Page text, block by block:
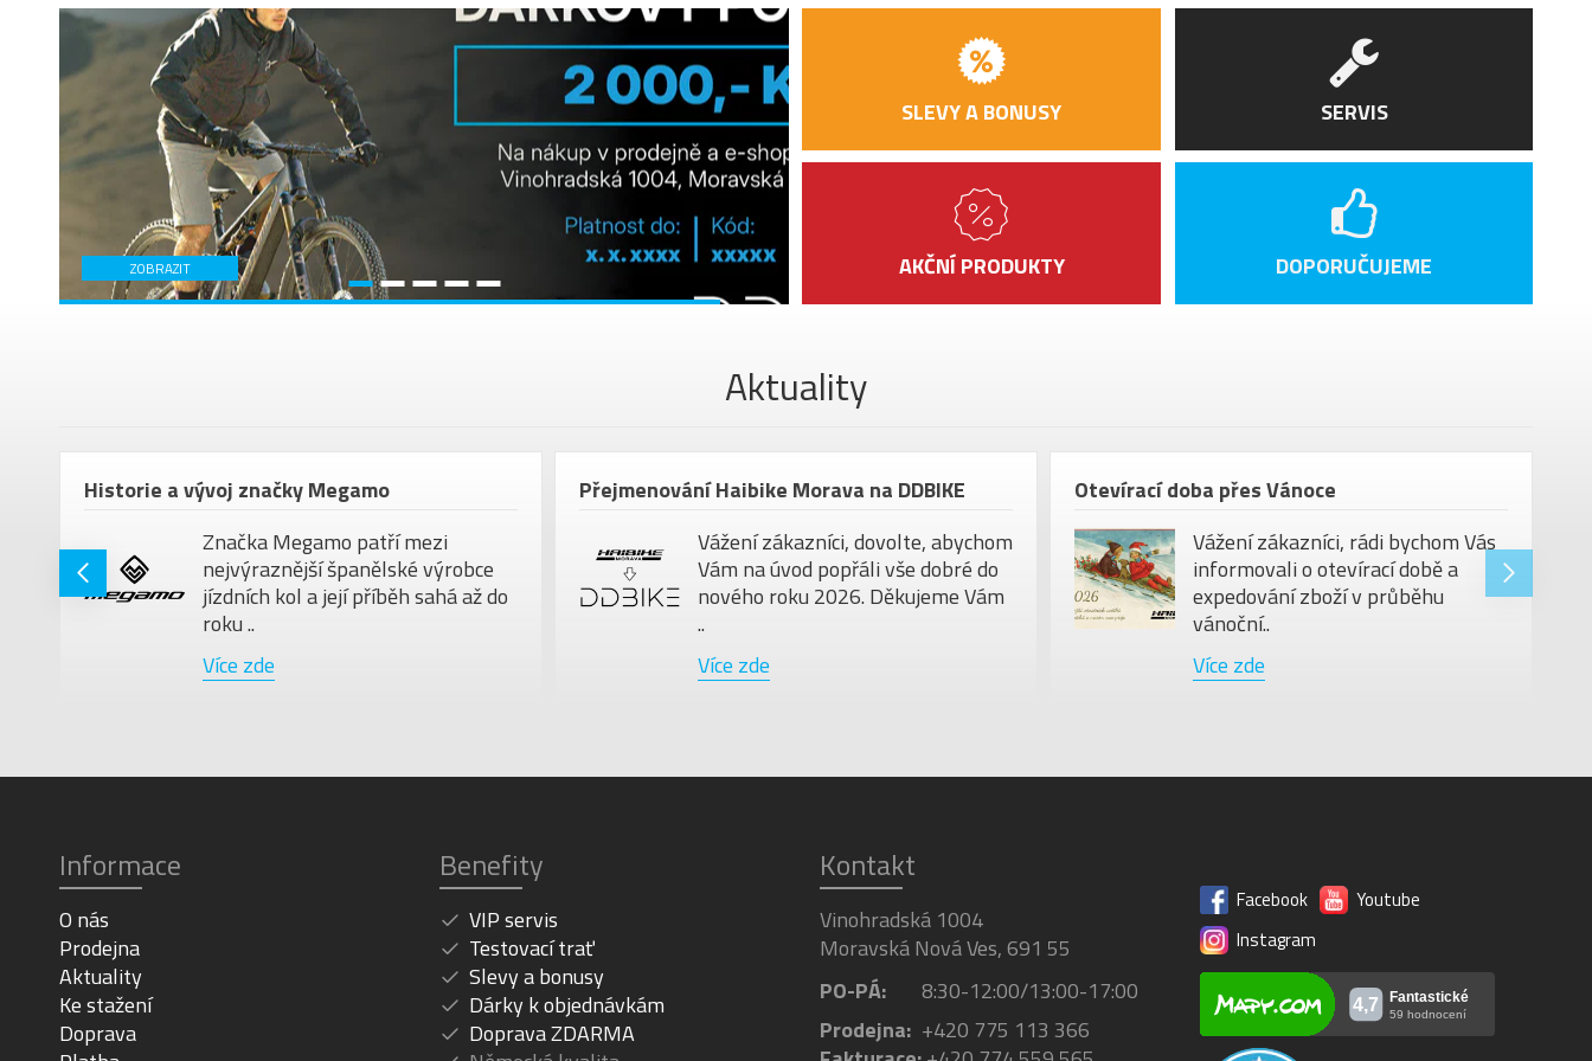
ZAPLETENÝCH Megamo All Road AL HG
Carbon Full Integratted Internal Cable Routing
HLAVOVÉ
SLOŽENÍ
SEDLOVKA
PEDÁLY
bez pedálů
VELIKOST KOL 28"
SLEVY A BONUSY
AKČNÍ PRODUKTY
SERVIS
DOPORUČUJEME
Aktuality
Historie a vývoj značky Megamo
Značka Megamo patří mezi
nejvýraznější španělské výrobce
jízdních kol a její příběh sahá až do
roku ..
Více zde
Přejmenování Haibike Morava na DDBIKE
Vážení zákazníci, dovolte, abychom
Vám na úvod popřáli vše dobré do
nového roku 2026. Děkujeme Vám
..
Více zde
Otevírací doba přes Vánoce
Vážení zákazníci, rádi bychom Vás
informovali o otevírací době a
expedování zboží v průběhu
vánoční..
Více zde
Informace
O nás
Prodejna
Aktuality
Ke stažení
Doprava
Benefity
VIP servis
Testovací trať
Slevy a bonusy
Dárky k objednávkám
Doprava ZDARMA
Kontakt
Vinohradská 1004
Moravská Nová Ves, 691 55
PO-PÁ:
8:30-12:00/13:00-17:00
Prodejna: +420 775 113 366
Facebook
Youtube
Instagram